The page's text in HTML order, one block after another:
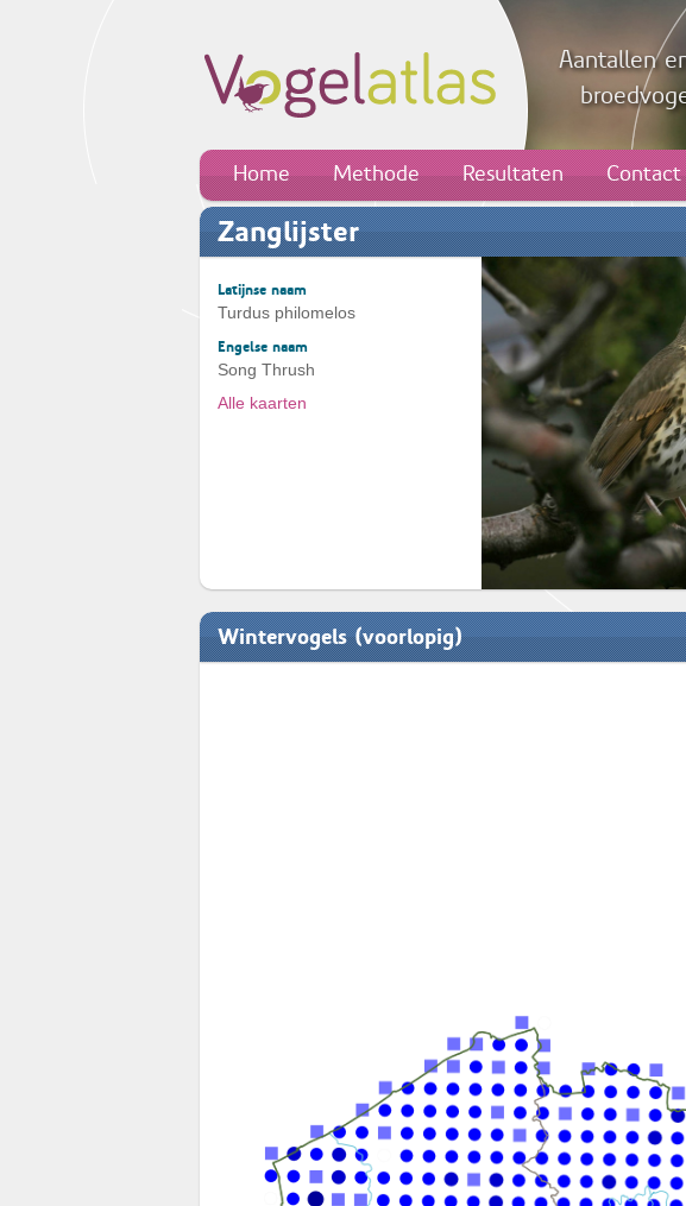
Aantallen
Home Methode Resultaten Contact
Zanglijster
Latijnse naam
Turdus philomelos
Engelse naam
Song Thrush
Alle kaarten
Wintervogels (voorlopig)